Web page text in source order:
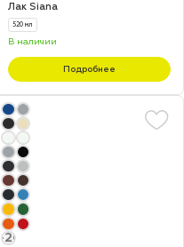
Лак Siana
520 мл
В наличии
Подробнее
+20